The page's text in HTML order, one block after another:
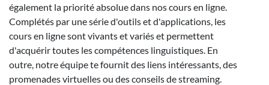
également la priorité absolue dans nos cours en ligne.
Complétés par une série d'outils et d'applications, les
cours en ligne sont vivants et variés et permettent
d'acquérir toutes les compétences linguistiques. En
outre, notre équipe te fournit des liens intéressants, des
promenades virtuelles ou des conseils de streaming.